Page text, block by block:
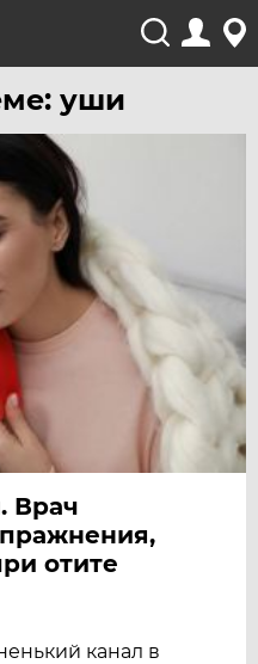
уши
Врач
отите
канал в